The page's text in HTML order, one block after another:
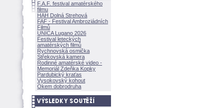
F.A.F. festival amatérského
filmu
HAH Dolná Strehov
FAF - Festival Ambroziádních
Filmů
UNICA Lugano 2026
Festival leteckých
amatérských filmů
Rychnovská osmička
Střekovská kamera
Rodinné amatérské video -
Memoriál Zdeňka Kopky
Pardubický kraťas
Vysokovský kohout
Okem dobrodruha